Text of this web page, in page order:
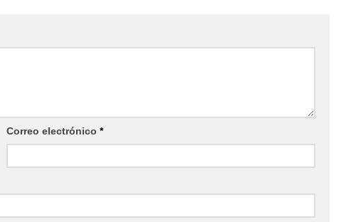
Correo electrónico*